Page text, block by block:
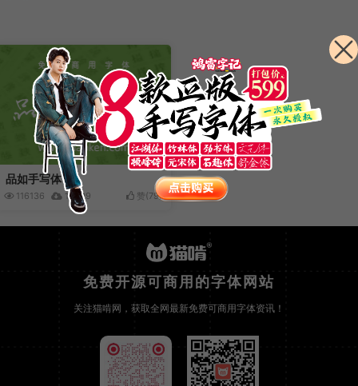
品如手写体
116136 14209 赞(79)
免费开源可商用的字体网站
关注猫啃网，获取全网最新免费可商用字体资讯！